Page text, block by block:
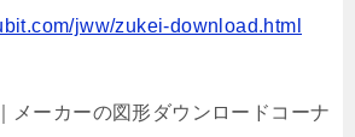
jww/zukei-download.html
メーカーの図形ダウンロードコーナ